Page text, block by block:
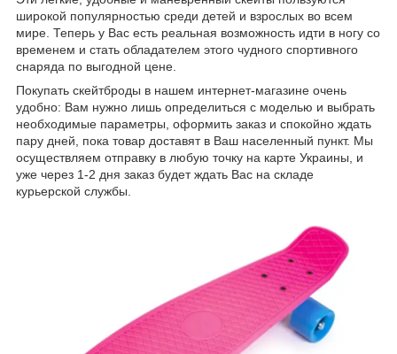
широкой популярностью среди детей и взрослых во всем
мире. Теперь у Вас есть реальная возможность идти в ногу со
временем и стать обладателем этого чудного спортивного
снаряда по выгодной цене.
Покупать скейтброды в нашем интернет-магазине очень
удобно: Вам нужно лишь определиться с моделью и выбрать
необходимые параметры, оформить заказ и спокойно ждать
пару дней, пока товар доставят в Ваш населенный пункт. Мы
осуществляем отправку в любую точку на карте Украины, и
уже через 1-2 дня заказ будет ждать Вас на складе
курьерской службы.